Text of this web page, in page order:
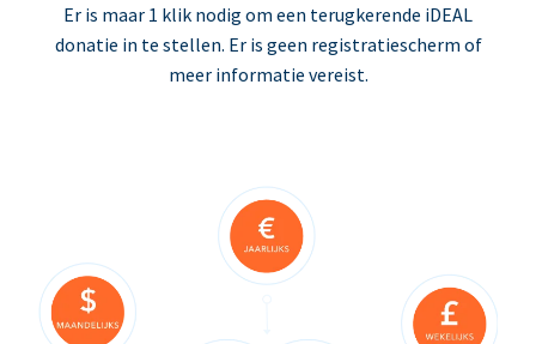
Er is maar 1 klik nodig om een terugkerende iDEAL
donatie in te stellen. Er is geen registratiescherm of
meer informatie vereist.